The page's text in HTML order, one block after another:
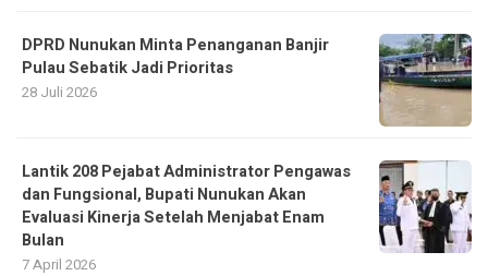
DPRD Nunukan Minta Penanganan Banjir
Pulau Sebatik Jadi Prioritas
28 Juli 2026
Lantik 208 Pejabat Administrator Pengawas
dan Fungsional, Bupati Nunukan Akan
Evaluasi Kinerja Setelah Menjabat Enam
Bulan
7 April 2026